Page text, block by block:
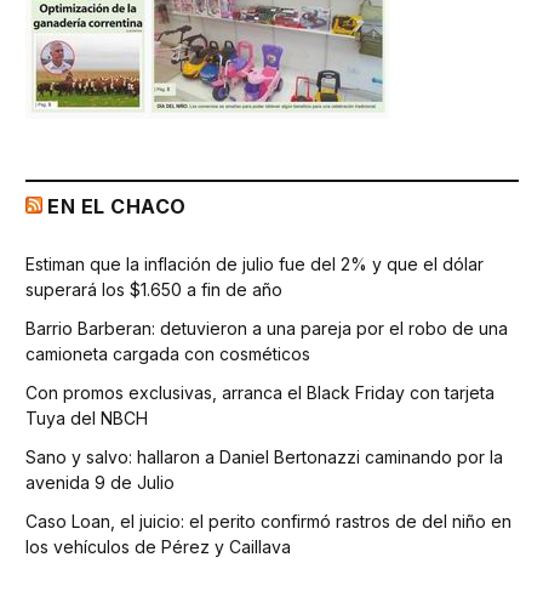
EN EL CHACO
Estiman que la inflación de julio fue del 2% y que el dólar
superará los $1.650 a fin de año
Barrio Barberan: detuvieron a una pareja por el robo de una
camioneta cargada con cosméticos
Con promos exclusivas, arranca el Black Friday con tarjeta
Tuya del NBCH
Sano y salvo: hallaron a Daniel Bertonazzi caminando por la
avenida 9 de Julio
Caso Loan, el juicio: el perito confirmó rastros de del niño en
los vehículos de Pérez y Caillava